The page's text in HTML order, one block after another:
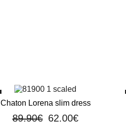
Chaton Lorena slim dress
89.90€ 62.00€